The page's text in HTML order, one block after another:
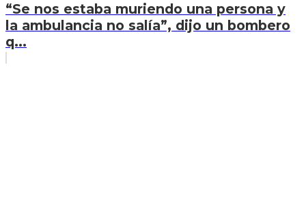
“Se nos estaba muriendo una persona y
la ambulancia no salía”, dijo un bombero
q...